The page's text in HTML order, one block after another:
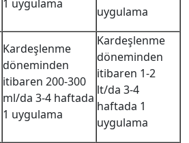
1 uygulama
uygulama
Kardeşlenme
döneminden
itibaren 200-300
ml/da 3-4 haftada
1 uygulama
Kardeşlenme
döneminden
itibaren 1-2
lt/da 3-4
haftada 1
uygulama